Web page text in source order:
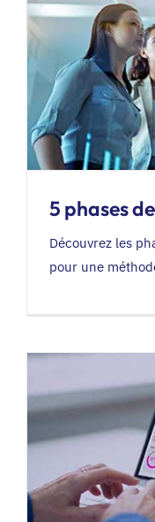
5 phases
Découvrez les
pour une